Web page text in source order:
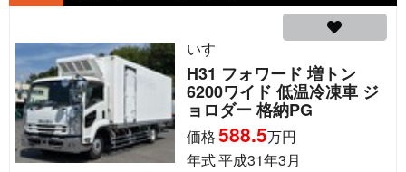
いすゞ
H31 フォワード 増トン
6200ワイド 低温冷凍車 ジ
ョロダー 格納PG
価格588.5万円
年式平成31年3月